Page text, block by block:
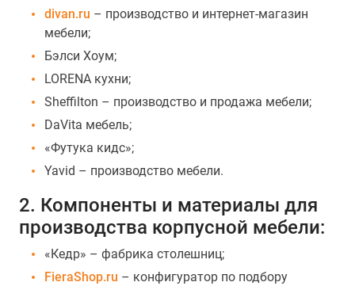
divan.ru – производство и интернет-магазин
мебели;
Бэлси Хоум;
LORENA кухни;
Sheffilton – производство и продажа мебели;
DaVita мебель;
«Футука кидс»;
Yavid – производство мебели.
2. Компоненты и материалы для
производства корпусной мебели:
«Кедр» – фабрика столешниц;
FieraShop.ru – конфигуратор по подбору